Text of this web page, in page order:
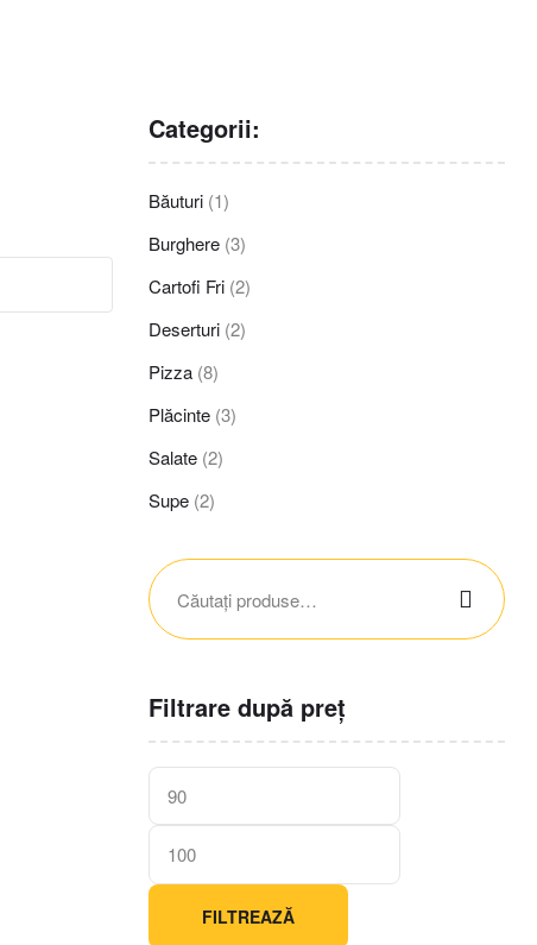
Categorii:
Băuturi (1)
Burghere (3)
Cartofi Fri (2)
Deserturi (2)
Pizza (8)
Plăcinte (3)
Salate (2)
Supe (2)
Filtrare după preț
FILTREAZĂ